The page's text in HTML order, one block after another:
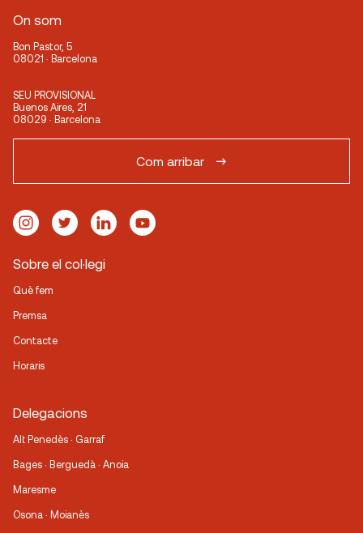
On som
Bon Pastor, 5
08021 · Barcelona
SEU PROVISIONAL
Buenos Aires, 21
08029 · Barcelona
Com arribar
Sobre el col·legi
Què fem
Premsa
Contacte
Horaris
Delegacions
Alt Penedès · Garraf
Bages · Berguedà · Anoia
Maresme
Osona · Moianès